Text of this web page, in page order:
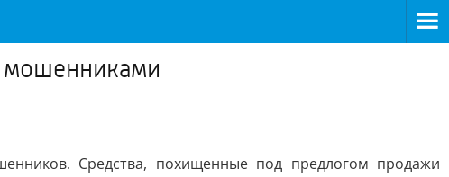
мошенниками
Средства, похищенные под предлогом продажи